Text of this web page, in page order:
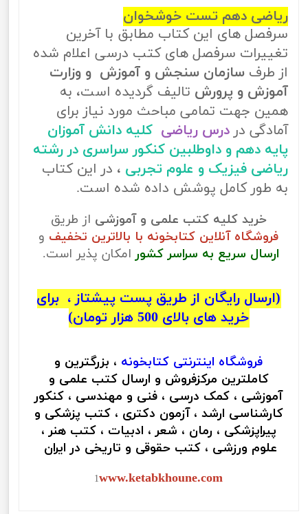
ریاضی دهم تست خوشخوان
سرفصل های این کتاب مطابق با آخرین
تغییرات سرفصل های کتب درسی اعلام شده
از طرف سازمان سنجش و آموزش و وزارت
آموزش و پرورش تالیف گردیده است، به
همین جهت تمامی مباحث مورد نیاز برای
آمادگی در درس ریاضی کلیه دانش آموزان
پایه دهم و داوطلبین کنکور سراسری در رشته
ریاضی فیزیک و علوم تجربی ، در این کتاب
به طور کامل پوشش داده شده است.
خرید کلیه کتب علمی و آموزشی از طریق
فروشگاه آنلاین کتابخونه با بالاترین تخفیف و
ارسال سریع به سراسر کشور امکان پذیر است.
(ارسال رایگان از طریق پست پیشتاز ، برای
خرید های بالای 500 هزار تومان)
فروشگاه اینترنتی کتابخونه ، بزرگترین و
کاملترین مرکزفروش و ارسال کتب علمی و
آموزشی ، کمک درسی ، فنی و مهندسی ، کنکور
کارشناسی ارشد ، آزمون دکتری ، کتب پزشکی و
پیراپزشکی ، رمان ، شعر ، ادبیات ، کتب هنر ،
علوم ورزشی ، کتب حقوقی و تاریخی در ایران
1www.ketabkhoune.com